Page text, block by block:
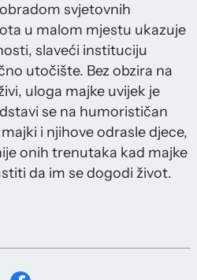
svjetovnih
u malom mjestu ukazuje
slaveći instituciju
utočište. Bez obzira na
uloga majke uvijek je
se na humorističan
i njihove odrasle djece,
onih trenutaka kad majke
da im se dogodi život.